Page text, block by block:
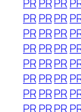
PRPRPR
PRPRPR
PRPRPR
PRPRPR
PRPRPR
PRPRPR
PRPRPR